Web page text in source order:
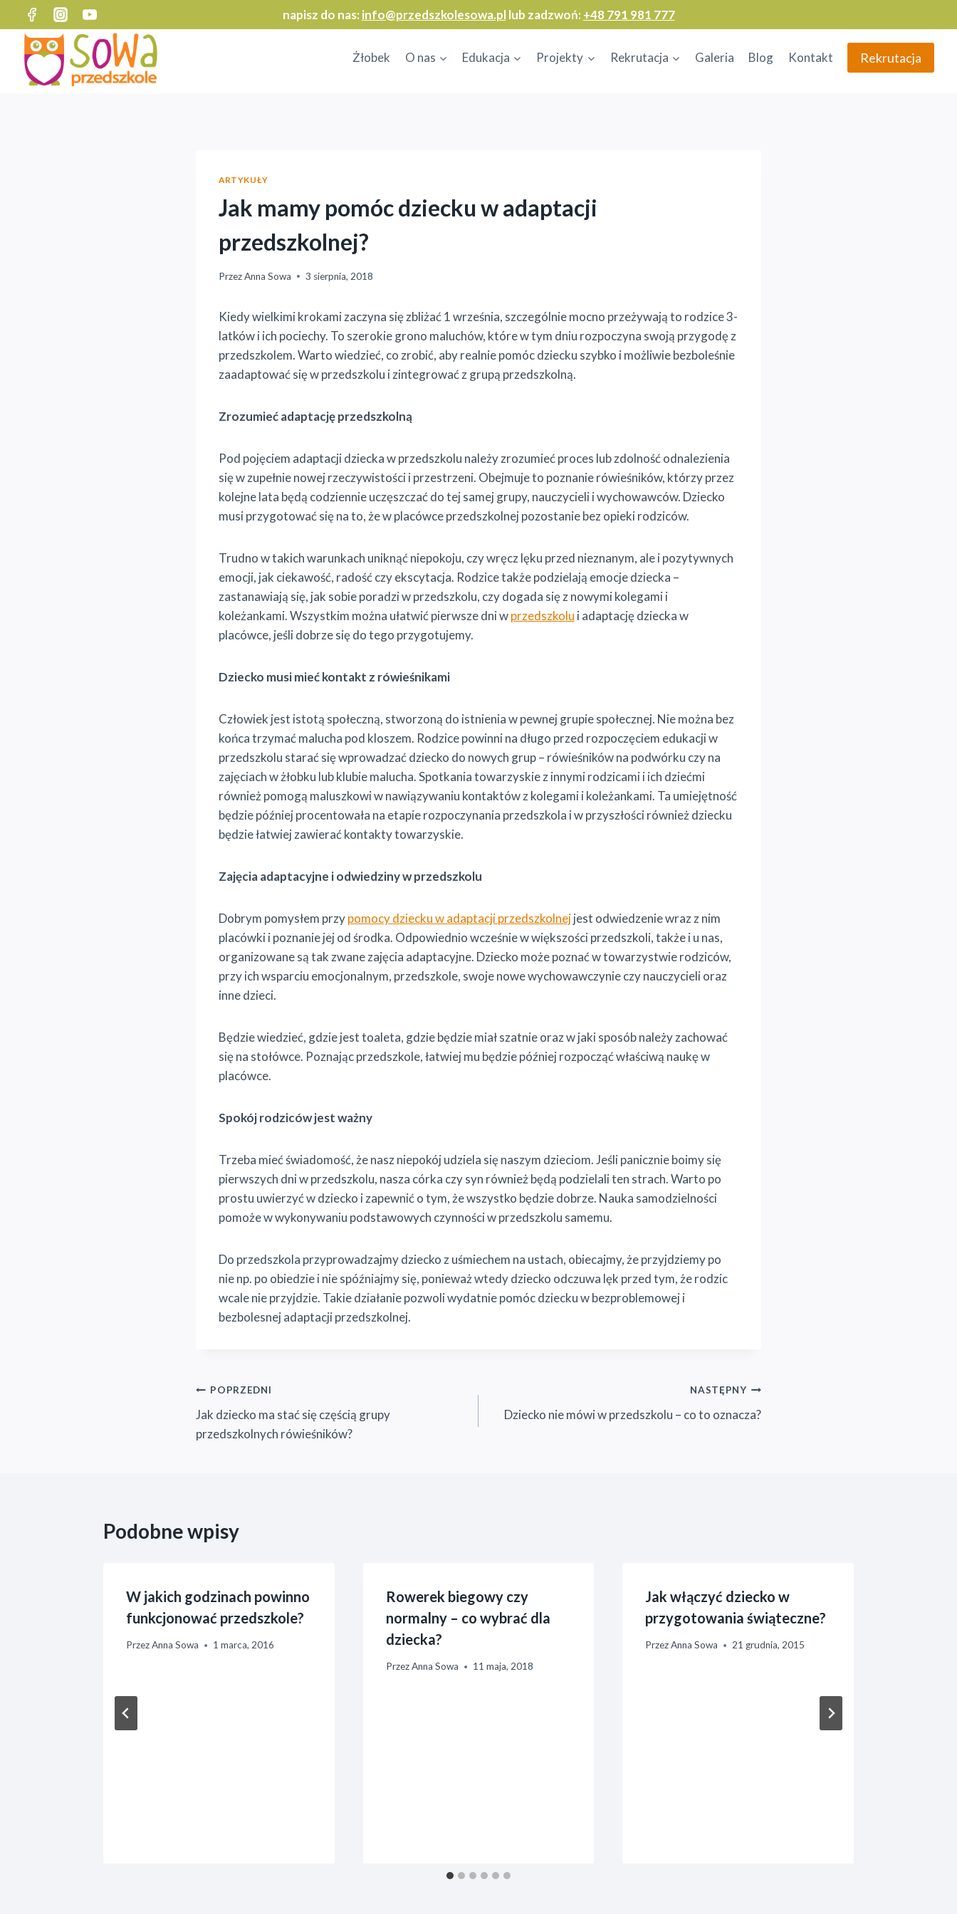
Przejdź
do
treści
napisz do nas: info@przedszkolesowa.pllub zadzwoń: +48 791 981 777
Żłobek O nas Edukacja Projekty Rekrutacja Galeria Blog Kontakt Rekrutacja
ARTYKUŁY
Jak mamy pomóc dziecku w adaptacji
przedszkolnej?
PrzezAnna Sowa 3 sierpnia, 2018
Kiedy wielkimi krokami zaczyna się zbliżać 1 września, szczególnie mocno przeżywają to rodzice 3-
latków i ich pociechy. To szerokie grono maluchów, które w tym dniu rozpoczyna swoją przygodę z
przedszkolem. Warto wiedzieć, co zrobić, aby realnie pomóc dziecku szybko i możliwie bezboleśnie
zaadaptować się w przedszkolu i zintegrować z grupą przedszkolną.
Zrozumieć adaptację przedszkolną
Pod pojęciem adaptacji dziecka w przedszkolu należy zrozumieć proces lub zdolność odnalezienia
się w zupełnie nowej rzeczywistości i przestrzeni. Obejmuje to poznanie rówieśników, którzy przez
kolejne lata będą codziennie uczęszczać do tej samej grupy, nauczycieli i wychowawców. Dziecko
musi przygotować się na to, że w placówce przedszkolnej pozostanie bez opieki rodziców.
Trudno w takich warunkach uniknąć niepokoju, czy wręcz lęku przed nieznanym, ale i pozytywnych
emocji, jak ciekawość, radość czy ekscytacja. Rodzice także podzielają emocje dziecka –
zastanawiają się, jak sobie poradzi w przedszkolu, czy dogada się z nowymi kolegami i
koleżankami. Wszystkim można ułatwić pierwsze dni wprzedszkolu i adaptację dziecka w
placówce, jeśli dobrze się do tego przygotujemy.
Dziecko musi mieć kontakt z rówieśnikami
Człowiek jest istotą społeczną, stworzoną do istnienia w pewnej grupie społecznej. Nie można bez
końca trzymać malucha pod kloszem. Rodzice powinni na długo przed rozpoczęciem edukacji w
przedszkolu starać się wprowadzać dziecko do nowych grup – rówieśników na podwórku czy na
zajęciach w żłobku lub klubie malucha. Spotkania towarzyskie z innymi rodzicami i ich dziećmi
również pomogą maluszkowi w nawiązywaniu kontaktów z kolegami i koleżankami. Ta umiejętność
będzie później procentowała na etapie rozpoczynania przedszkola i w przyszłości również dziecku
będzie łatwiej zawierać kontakty towarzyskie.
Zajęcia adaptacyjne i odwiedziny w przedszkolu
Dobrym pomysłem przypomocy dziecku w adaptacji przedszkolnejjest odwiedzenie wraz z nim
placówki i poznanie jej od środka. Odpowiednio wcześnie w większości przedszkoli, także i u nas,
organizowane są tak zwane zajęcia adaptacyjne. Dziecko może poznać w towarzystwie rodziców,
przy ich wsparciu emocjonalnym, przedszkole, swoje nowe wychowawczynie czy nauczycieli oraz
inne dzieci.
Będzie wiedzieć, gdzie jest toaleta, gdzie będzie miał szatnie oraz w jaki sposób należy zachować
się na stołówce. Poznając przedszkole, łatwiej mu będzie później rozpocząć właściwą naukę w
placówce.
Spokój rodziców jest ważny
Trzeba mieć świadomość, że nasz niepokój udziela się naszym dzieciom. Jeśli panicznie boimy się
pierwszych dni w przedszkolu, nasza córka czy syn również będą podzielali ten strach. Warto po
prostu uwierzyć w dziecko i zapewnić o tym, że wszystko będzie dobrze. Nauka samodzielności
pomoże w wykonywaniu podstawowych czynności w przedszkolu samemu.
Do przedszkola przyprowadzajmy dziecko z uśmiechem na ustach, obiecajmy, że przyjdziemy po
nie np. po obiedzie i nie spóźniajmy się, ponieważ wtedy dziecko odczuwa lęk przed tym, że rodzic
wcale nie przyjdzie. Takie działanie pozwoli wydatnie pomóc dziecku w bezproblemowej i
bezbolesnej adaptacji przedszkolnej.
Nawigacja
wpisu
POPRZEDNI
Jak dziecko ma stać się częścią grupy
przedszkolnych rówieśników?
NASTĘPNY
Dziecko nie mówi w przedszkolu – co to oznacza?
Podobne wpisy
W jakich godzinach powinno
funkcjonować przedszkole?
PrzezAnna Sowa 1 marca, 2016
Rowerek biegowy czy
normalny – co wybrać dla
dziecka?
Przez Anna Sowa 11 maja, 2018
Jak włączyć dziecko w
przygotowania świąteczne?
Przez Anna Sowa 21 grudnia, 2015